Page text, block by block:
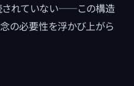
されていない――この構造
の必要性を浮かび上がら